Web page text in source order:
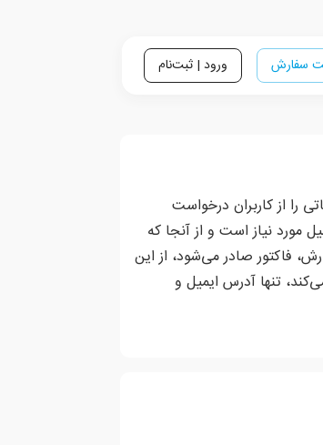
سفارش ورود | ثبت‌نام
را از کاربران درخواست
مورد نیاز است و از آنجا که
فاکتور صادر می‌شود، از این
تنها آدرس ایمیل و